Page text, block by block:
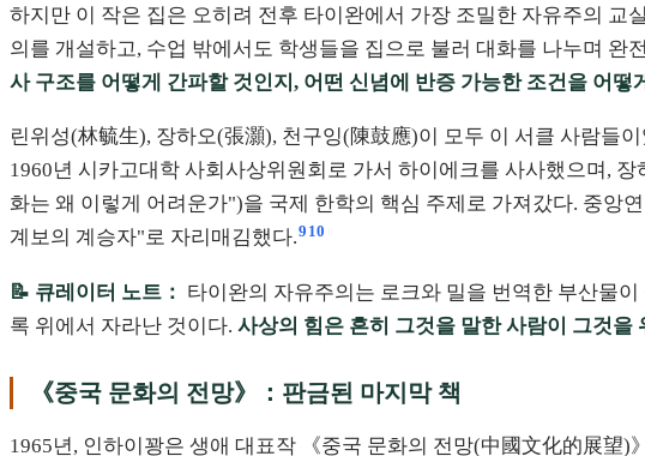
하지만 이 작은 집은 오히려 전후 타이완에서 가장 조밀한 자유주의
의를 개설하고, 수업 밖에서도 학생들을 집으로 불러 대화를 나누며 완
사 구조를 어떻게 간파할 것인지, 어떤 신념에 반증 가능한 조건을 어떻
린위성(林毓生), 장하오(張灝), 천구잉(陳鼓應)이 모두 이 서클 사람들
1960년 시카고대학 사회사상위원회로 가서 하이에크를 사사했으며,
화는 왜 이렇게 어려운가")을 국제 한학의 핵심 주제로 가져갔다. 중앙
계보의 계승자"로 자리매김했다.9 10
📝 큐레이터 노트： 타이완의 자유주의는 로크와 밀을 번역한 부산물
록 위에서 자라난 것이다. 사상의 힘은 흔히 그것을 말한 사람이 그것을
《중국 문화의 전망》：판금된 마지막 책
1965년, 인하이꽝은 생애 대표작 《중국 문화의 전망(中國文化的展望